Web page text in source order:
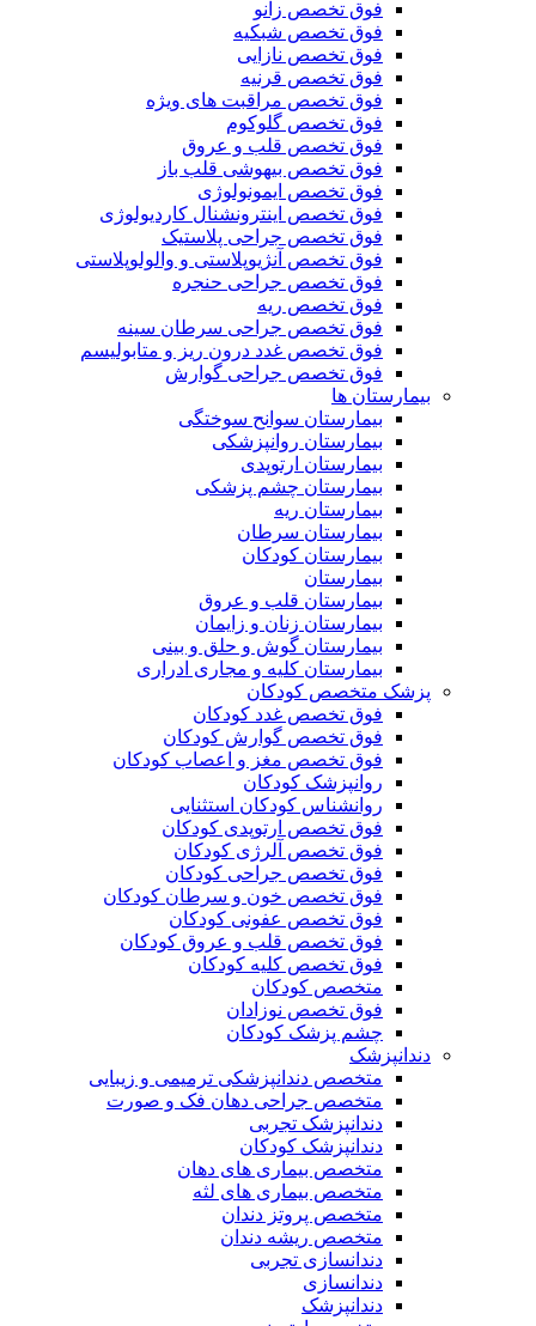
فوق تخصص زانو
فوق تخصص شبکیه
فوق تخصص نازایی
فوق تخصص قرنیه
فوق تخصص مراقبت های ویژه
فوق تخصص گلوکوم
فوق تخصص قلب و عروق
فوق تخصص بیهوشی قلب باز
فوق تخصص ایمونولوژی
فوق تخصص اینترونشنال کاردیولوژی
فوق تخصص جراحی پلاستیک
فوق تخصص آنژیوپلاستی و والولوپلاستی
فوق تخصص جراحی حنجره
فوق تخصص ریه
فوق تخصص جراحی سرطان سینه
فوق تخصص غدد درون ریز و متابولیسم
فوق تخصص جراحی گوارش
بیمارستان ها
بیمارستان سوانح سوختگی
بیمارستان روانپزشکی
بیمارستان ارتوپدی
بیمارستان چشم پزشکی
بیمارستان ریه
بیمارستان سرطان
بیمارستان کودکان
بیمارستان
بیمارستان قلب و عروق
بیمارستان زنان و زایمان
بیمارستان گوش و حلق و بینی
بیمارستان کلیه و مجاری ادراری
پزشک متخصص کودکان
فوق تخصص غدد کودکان
فوق تخصص گوارش کودکان
فوق تخصص مغز و اعصاب کودکان
روانپزشک کودکان
روانشناس کودکان استثنایی
فوق تخصص ارتوپدی کودکان
فوق تخصص آلرژی کودکان
فوق تخصص جراحی کودکان
فوق تخصص خون و سرطان کودکان
فوق تخصص عفونی کودکان
فوق تخصص قلب و عروق کودکان
فوق تخصص کلیه کودکان
متخصص کودکان
فوق تخصص نوزادان
چشم پزشک کودکان
دندانپزشک
متخصص دندانپزشکی ترمیمی و زیبایی
متخصص جراحی دهان فک و صورت
دندانپزشک تجربی
دندانپزشک کودکان
متخصص بیماری های دهان
متخصص بیماری های لثه
متخصص پروتز دندان
متخصص ریشه دندان
دندانسازی تجربی
دندانسازی
دندانپزشک